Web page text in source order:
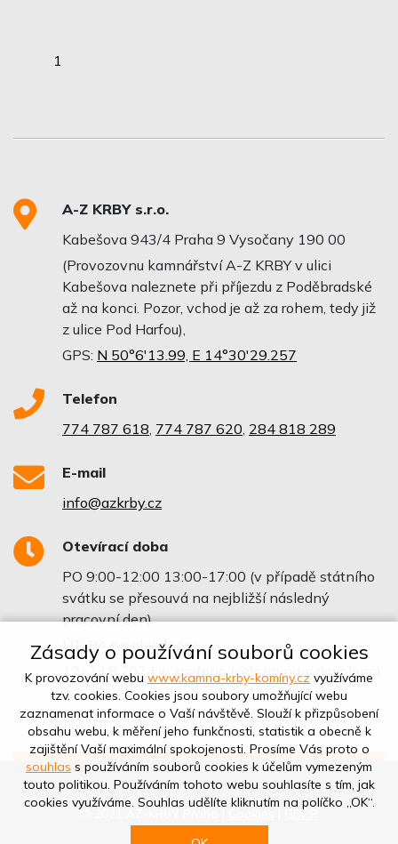
1
A-Z KRBY s.r.o.
Kabešova 943/4 Praha 9 Vysočany 190 00
(Provozovnu kamnářství A-Z KRBY v ulici
Kabešova naleznete při příjezdu z Poděbradské
až na konci. Pozor, vchod je až za rohem, tedy již
z ulice Pod Harfou),
GPS: N 50°6'13.99, E 14°30'29.257
Telefon
774 787 618, 774 787 620, 284 818 289
E-mail
info@azkrby.cz
Otevírací doba
PO 9:00-12:00 13:00-17:00 (v případě státního
svátku se přesouvá na nejbližší následný
pracovní den)
ÚT-PÁ na objednání
19.-23.8.2024 je zavřeno (celozávodní dovolená)
© 2021 AZ-KRBY Praha | GDPR
Zásady o používání souborů cookies
K provozování webu www.kamna-krby-komíny.cz využíváme
tzv. cookies. Cookies jsou soubory umožňující webu
zaznamenat informace o Vaší návštěvě. Slouží k přizpůsobení
obsahu webu, k měření jeho funkčnosti, statistik a obecně k
zajištění Vaší maximální spokojenosti. Prosíme Vás proto o
souhlas s používáním souborů cookies k účelům vymezeným
touto politikou. Používáním tohoto webu souhlasíte s tím, jak
cookies využíváme. Souhlas udělíte kliknutím na políčko „OK“.